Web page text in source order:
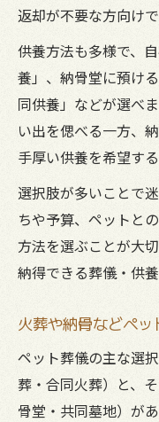
返却が不要な方向けで
供養方法も多様で、
養」、納骨堂に預け
同供養」などが選べ
い出を偲べる一方、
手厚い供養を希望す
選択肢が多いことで
ちや予算、ペットと
方法を選ぶことが大
納得できる葬儀・供
火葬や納骨などペ
ペット葬儀の主な選
葬・合同火葬）と、
骨堂・共同墓地）が